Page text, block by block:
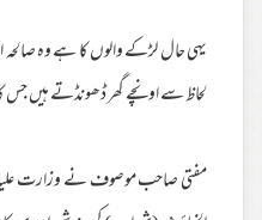
یہی حال لڑکے والوں کا ہے وہ صالحہ
لحاظ سے اونچے گھر ڈھونڈتے ہیں جس
مفتی صاحب موصوف نے وزارت علیا